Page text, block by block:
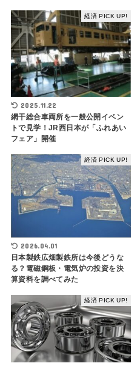
経済 PICK UP!
2025.11.22
網干総合車両所を一般公開イベン
トで見学！JR西日本が「ふれあい
フェア」開催
経済 PICK UP!
2026.04.01
日本製鉄広畑製鉄所は今後どうな
る？電磁鋼板・電気炉の投資を決
算資料を調べてみた
経済 PICK UP!